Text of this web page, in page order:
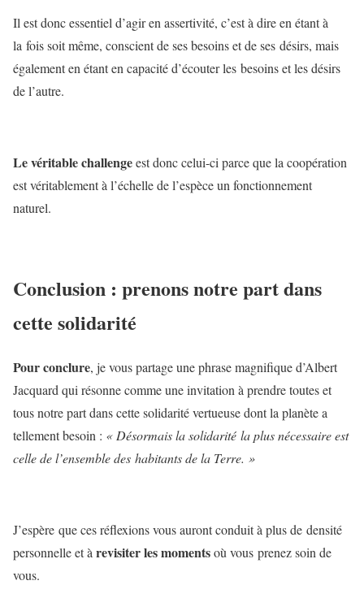
Il est donc essentiel d’agir en assertivité, c’est à dire en étant à
la fois soit même, conscient de ses besoins et de ses désirs, mais
également en étant en capacité d’écouter les besoins et les désirs
de l’autre.
Le véritable challengeest donc celui-ci parce que la coopération
est véritablement à l’échelle de l’espèce un fonctionnement
naturel.
Conclusion : prenons notre part dans
cette solidarité
Pour conclure, je vous partage une phrase magnifique d’Albert
Jacquard qui résonne comme une invitation à prendre toutes et
tous notre part dans cette solidarité vertueuse dont la planète a
tellement besoin : « Désormais la solidarité la plus nécessaire est
celle de l’ensemble des habitants de la Terre. »
J’espère que ces réflexions vous auront conduit à plus de densité
personnelle et à revisiter les momentsoù vous prenez soin de
vous.